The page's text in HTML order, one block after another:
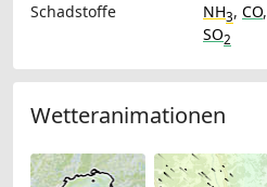
Schadstoffe
NH3, CO,
SO2
Wetteranimationen